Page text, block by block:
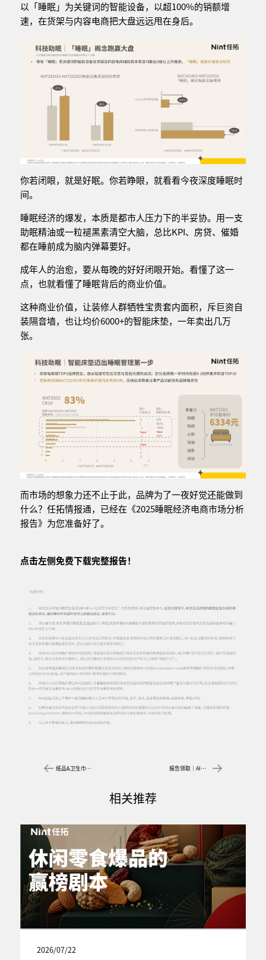
以「睡眠」为关键词的智能设备，以超100%的销额增
速，在货架与内容电商把大盘远远甩在身后。
你若闭眼，就是好眠。你若睁眼，就看看今夜深度睡眠时
间。
睡眠经济的爆发，本质是都市人压力下的半妥协。用一支
助眠精油或一粒褪黑素清空大脑，总比KPI、房贷、催婚
都在睡前成为脑内弹幕要好。
成年人的治愈，要从每晚的好好闭眼开始。看懂了这一
点，也就看懂了睡眠背后的商业价值。
这种商业价值，让装修人群牺牲宝贵套内面积，斥巨资自
装隔音墙，也让均价6000+的智能床垫，一年卖出几万
张。
而市场的想象力还不止于此，品牌为了一夜好觉还能做到
什么？任拓情报通，已经在《2025睡眠经济电商市场分析
报告》为您准备好了。
点击左侧免费下载完整报告！
纸品&卫生巾行业报告下载 | 2025，湿巾向上，卫生巾向下 报告领取｜AI营销新突破：新品及内容提效
相关推荐
2026/07/22